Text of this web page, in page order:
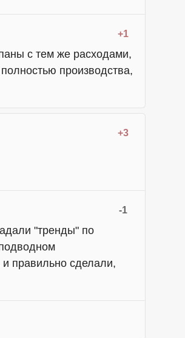
+1
с тем же расходами,
производства,
+3
-1
"тренды" по
правильно сделали,